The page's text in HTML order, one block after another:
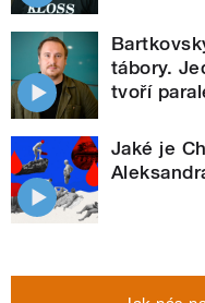
tábory.
tvoří
Jaké je